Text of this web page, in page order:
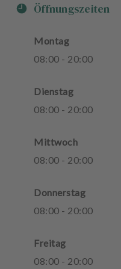
Öffnungszeiten
Montag
08:00 - 20:00
Dienstag
08:00 - 20:00
Mittwoch
08:00 - 20:00
Donnerstag
08:00 - 20:00
Freitag
08:00 - 20:00